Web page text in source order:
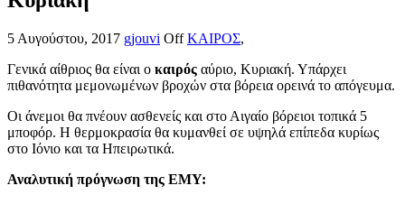
5 Αυγούστου, 2017 gjouvi Off ΚΑΙΡΟΣ,
Γενικά αίθριος θα είναι ο καιρός αύριο, Κυριακή. Υπάρχει
πιθανότητα μεμονωμένων βροχών στα βόρεια ορεινά το απόγευμα.
Οι άνεμοι θα πνέουν ασθενείς και στο Αιγαίο βόρειοι τοπικά 5
μποφόρ. Η θερμοκρασία θα κυμανθεί σε υψηλά επίπεδα κυρίως
στο Ιόνιο και τα Ηπειρωτικά.
Αναλυτική πρόγνωση της ΕΜΥ: